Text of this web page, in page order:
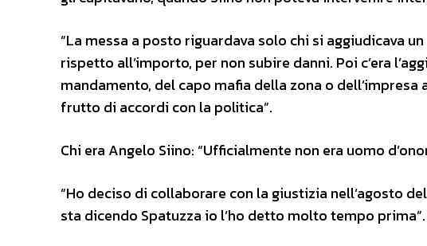
“La messa a posto riguardava solo chi si aggiudicava
rispetto all’importo, per non subire danni. Poi c’era
mandamento, del capo mafia della zona o
frutto di accordi con la politica”.
Chi era Angelo Siino: “Ufficialmente non era uomo
“Ho deciso di collaborare con la giustizia nell’agosto
sta dicendo Spatuzza io l’ho detto molto tempo prima”.